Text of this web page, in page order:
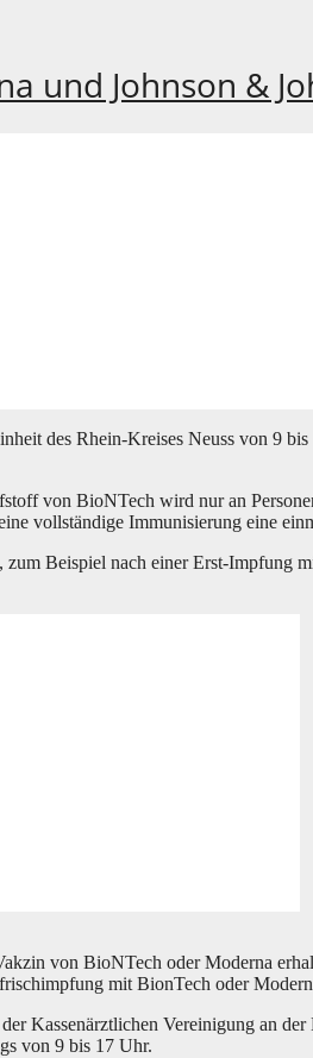
und Johnson &
des Rhein-Krei­ses Neuss von 9
von BioNTech wird nur an
voll­stän­di­ge Immu­ni­sie­rung eine
Bei­spiel nach einer Erst-Imp­fung
von BioNTech oder Moder­na
mit BionTech oder
Kas­sen­ärzt­li­chen Ver­ei­ni­gung an
von 9 bis 17 Uhr.